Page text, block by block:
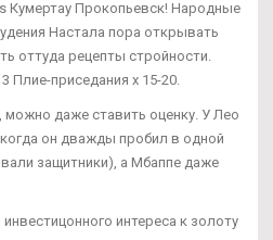
Кумертау Прокопьевск! Народные
Настала пора открывать
оттуда рецепты стройности.
приседания х 15-20.
можно даже ставить оценку. У Лео
он дважды пробил в одной
защитники), а Мбаппе даже
интереса к золоту